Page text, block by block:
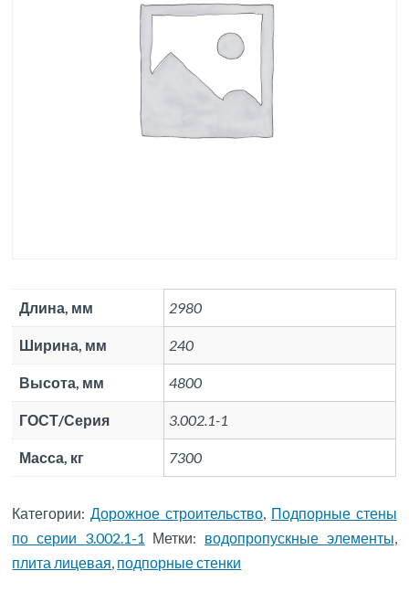
Длина, мм 2980
Ширина, мм 240
Высота, мм 4800
ГОСТ/Серия 3.002.1-1
Масса, кг 7300
Категории: Дорожное строительство Подпорные стены
по серии 3.002.1-1 Метки: водопропускные элементы
плита лицевая подпорные стенки